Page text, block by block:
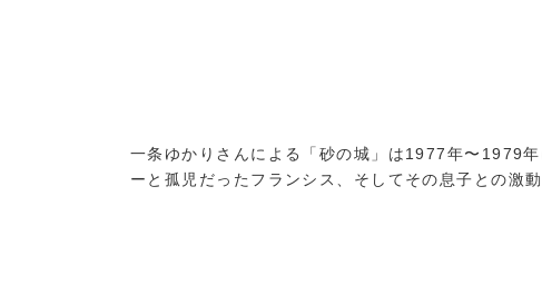
一条ゆかりさんによる「砂の城」は1977年〜1979
ーと孤児だったフランシス、そしてその息子との激